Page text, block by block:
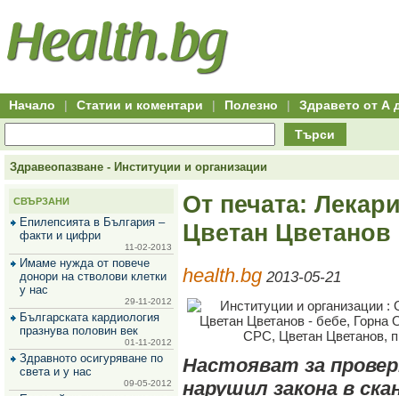
Всички
офети
за
Hitro.bg
Всички
оферти
Hitro.bg
оферти
Hitro.bg
във
всички
оферти
Всички
оферти
групово
намаление
Промоции,
пазаруване
изгодни
оферти
50+
начало
Клуб
Начало | Статии и коментари | Полезно | Здравето от А
Търси
Здравеопазване - Институции и организации
СВЪРЗАНИ
Епилепсията в България –
факти и цифри
11-02-2013
Имаме нужда от повече
донори на стволови клетки
у нас
29-11-2012
Българската кардиология
празнува половин век
01-11-2012
Здравното осигуряване по
света и у нас
09-05-2012
От печата:
Цветан Цветанов
health.bg 2013-05-21
Настояват за
нарушил закона в